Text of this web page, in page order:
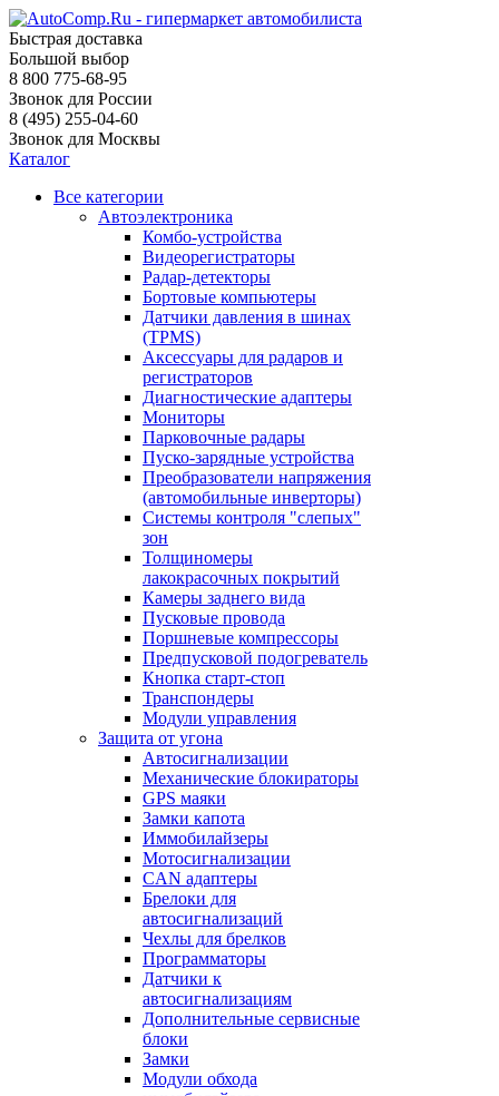
Быстрая доставка
Большой выбор
8 800 775-68-95
Звонок для России
8 (495) 255-04-60
Звонок для Москвы
Каталог
Все категории
Автоэлектроника
Комбо-устройства
Видеорегистраторы
Радар-детекторы
Бортовые компьютеры
Датчики давления в шинах
(TPMS)
Аксессуары для радаров и
регистраторов
Диагностические адаптеры
Мониторы
Парковочные радары
Пуско-зарядные устройства
Преобразователи напряжения
(автомобильные инверторы)
Системы контроля "слепых"
зон
Толщиномеры
лакокрасочных покрытий
Камеры заднего вида
Пусковые провода
Поршневые компрессоры
Предпусковой подогреватель
Кнопка старт-стоп
Транспондеры
Модули управления
Защита от угона
Автосигнализации
Механические блoкираторы
GPS маяки
Замки капота
Иммобилайзеры
Мотосигнализации
CAN адаптеры
Брелоки для
автосигнализаций
Чехлы для брелков
Программаторы
Датчики к
автосигнализациям
Дополнительные сервисные
блоки
Замки
Модули обхода